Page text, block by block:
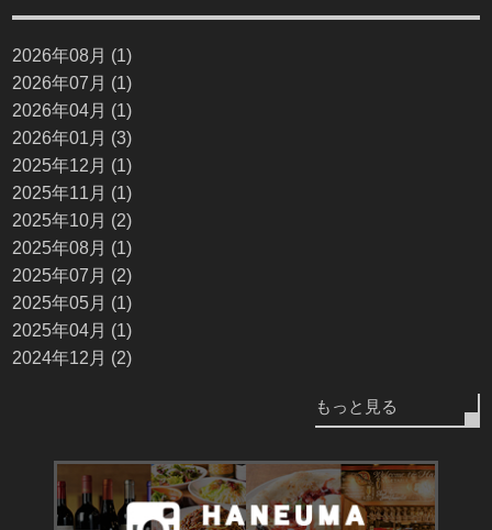
2026年08月 (1)
2026年07月 (1)
2026年04月 (1)
2026年01月 (3)
2025年12月 (1)
2025年11月 (1)
2025年10月 (2)
2025年08月 (1)
2025年07月 (2)
2025年05月 (1)
2025年04月 (1)
2024年12月 (2)
もっと見る